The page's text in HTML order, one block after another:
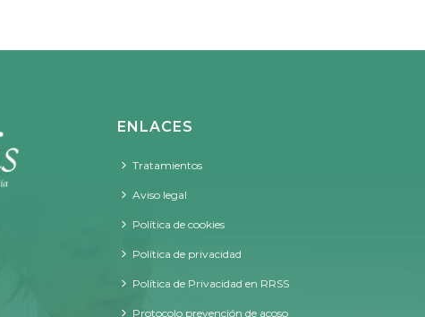
ENLACES
Tratamientos
Aviso legal
Política de cookies
Política de privacidad
Política de Privacidad en RRSS
Protocolo prevención de acoso